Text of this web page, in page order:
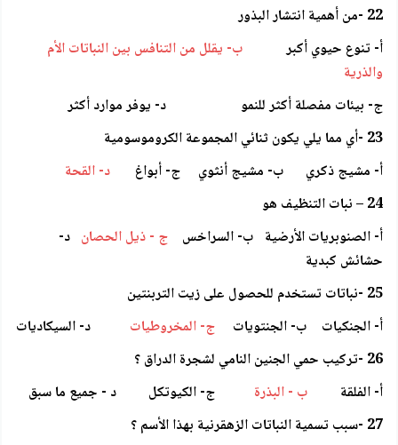
22 -من أهمية انتشار البذور
أ- تنوع حيوي أكبر
ب- يقلل من التنافس بين النباتات الأم
والذرية
ج- بيئات مفصلة أكثر للنمو د- يوفر موارد أكثر
23 -أي مما يلي يكون ثنائي المجموعة الكروموسومية
أ- مشيج ذكري ب- مشيج أنثوي ج- أبواغ
د- القحة
24 – نبات التنظيف هو
أ- الصنوبريات الأرضية ب- السراخس
ج - ذيل الحصان د-
حشائش كبدية
25 -نباتات تستخدم للحصول على زيت التربنتين
أ- الجنكيات ب- الجنتويات
ج- المخروطيات د- السيكاديات
26 -تركيب حمي الجنين النامي لشجرة الدراق ؟
أ- الفلقة
ب - البذرة
ج- الكيوتكل د - جميع ما سبق
27 -سبب تسمية النباتات الزهقرنية بهذا الأسم ؟